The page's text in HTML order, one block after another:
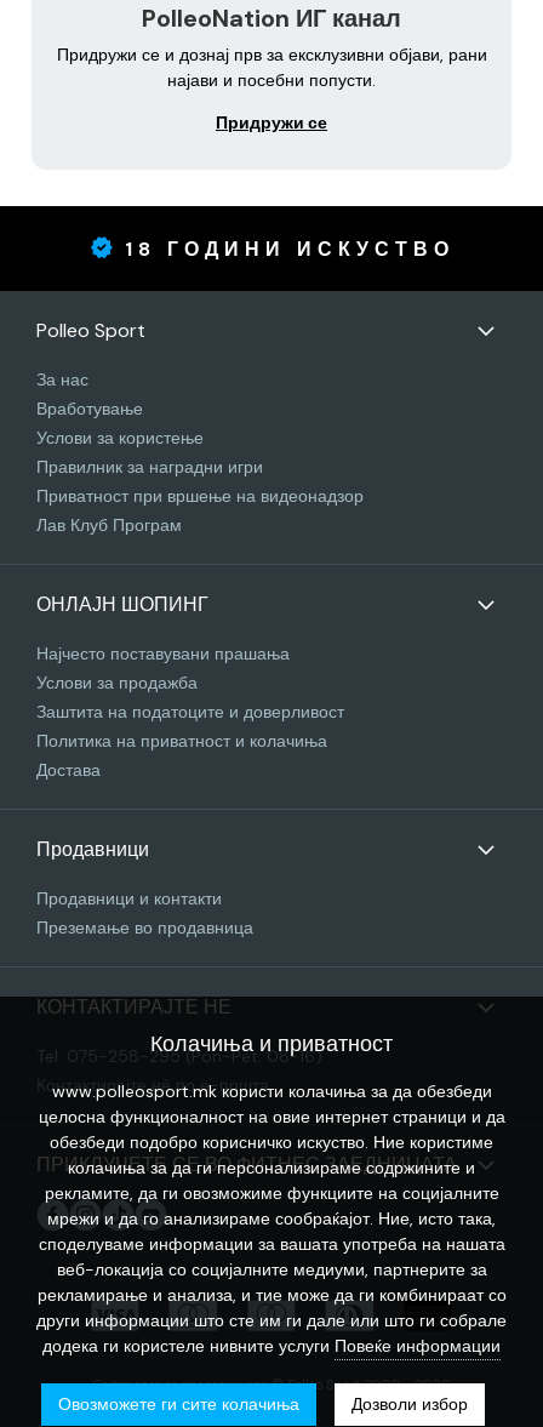
PolleoNation ИГ канал
Придружи се и дознај прв за ексклузивни објави, рани
најави и посебни попусти.
Придружи се
18 ГОДИНИ ИСКУСТВО
Polleo Sport
За нас
Вработување
Услови за користење
Правилник за наградни игри
Приватност при вршење на видеонадзор
Лав Клуб Програм
ОНЛАЈН ШОПИНГ
Најчесто поставувани прашања
Услови за продажба
Заштита на податоците и доверливост
Политика на приватност и колачиња
Достава
Продавници
Продавници и контакти
Преземање во продавница
КОНТАКТИРАЈТЕ НЕ
Tel. 075-258-295 (Pon-Pet: 08-16)
Контактирајте нѐ по е-пошта
ПРИКЛУЧЕТЕ СЕ ВО ФИТНЕС ЗАЕДНИЦАТА
Софтверот за продавницата © Polleo Sport 2008 - 2026
Колачиња и приватност
www.polleosport.mk користи колачиња за да обезбеди
целосна функционалност на овие интернет страници и да
обезбеди подобро корисничко искуство. Ние користиме
колачиња за да ги персонализираме содржините и
рекламите, да ги овозможиме функциите на социјалните
мрежи и да го анализираме сообраќајот. Ние, исто така,
споделуваме информации за вашата употреба на нашата
веб-локација со социјалните медиуми, партнерите за
рекламирање и анализа, и тие може да ги комбинираат со
други информации што сте им ги дале или што ги собрале
додека ги користеле нивните услуги Повеќе информации
Овозможете ги сите колачиња Дозволи избор